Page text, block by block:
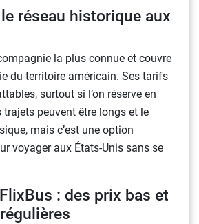
réseau historique aux
la plus connue et couvre
du territoire américain. Ses tarifs
surtout si l’on réserve en
trajets peuvent être longs et le
mais c’est une option
voyager aux États-Unis sans se
: des prix bas et